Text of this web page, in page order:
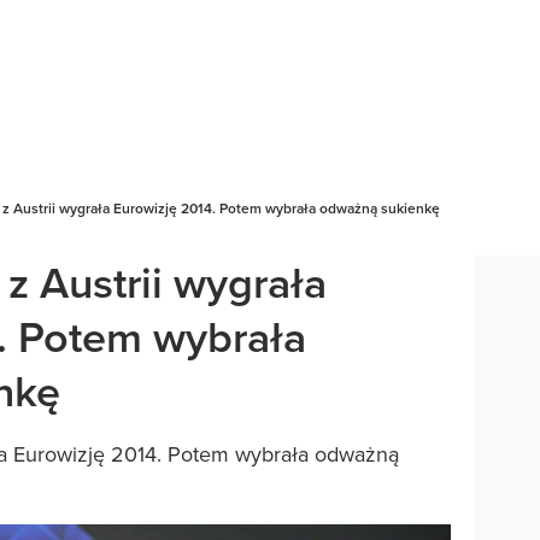
Austrii wygrała Eurowizję 2014. Potem wybrała odważną sukienkę
Austrii wygrała
wybrała
Eurowizję 2014. Potem wybrała odważną